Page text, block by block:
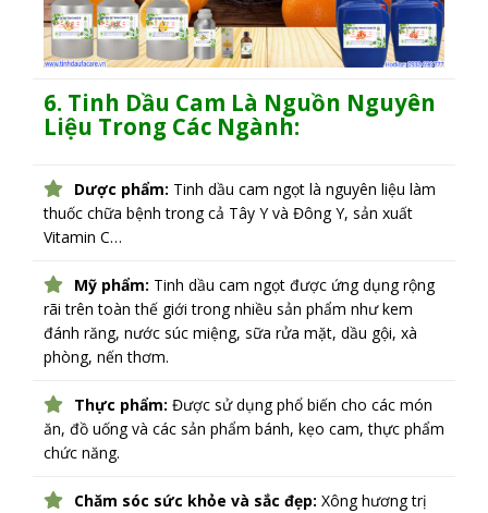
6. Tinh Dầu Cam Là Nguồn Nguyên
Liệu Trong Các Ngành:
Dược phẩm: Tinh dầu cam ngọt là nguyên liệu làm
thuốc chữa bệnh trong cả Tây Y và Đông Y, sản xuất
Vitamin C…
Mỹ phẩm: Tinh dầu cam ngọt được ứng dụng rộng
rãi trên toàn thế giới trong nhiều sản phẩm như kem
đánh răng, nước súc miệng, sữa rửa mặt, dầu gội, xà
phòng, nến thơm.
Thực phẩm: Được sử dụng phổ biến cho các món
ăn, đồ uống và các sản phẩm bánh, kẹo cam, thực phẩm
chức năng.
Chăm sóc sức khỏe và sắc đẹp: Xông hương trị